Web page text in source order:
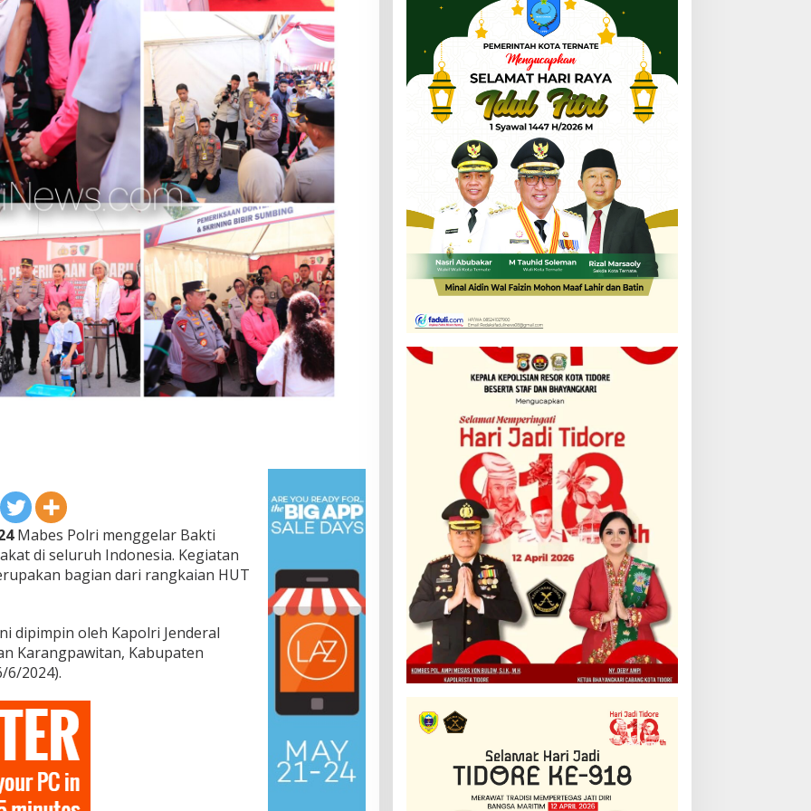
Mabes Polri menggelar Bakti
di seluruh Indonesia. Kegiatan
bagian dari rangkaian HUT
dipimpin oleh Kapolri Jenderal
Karangpawitan, Kabupaten
6/2024).